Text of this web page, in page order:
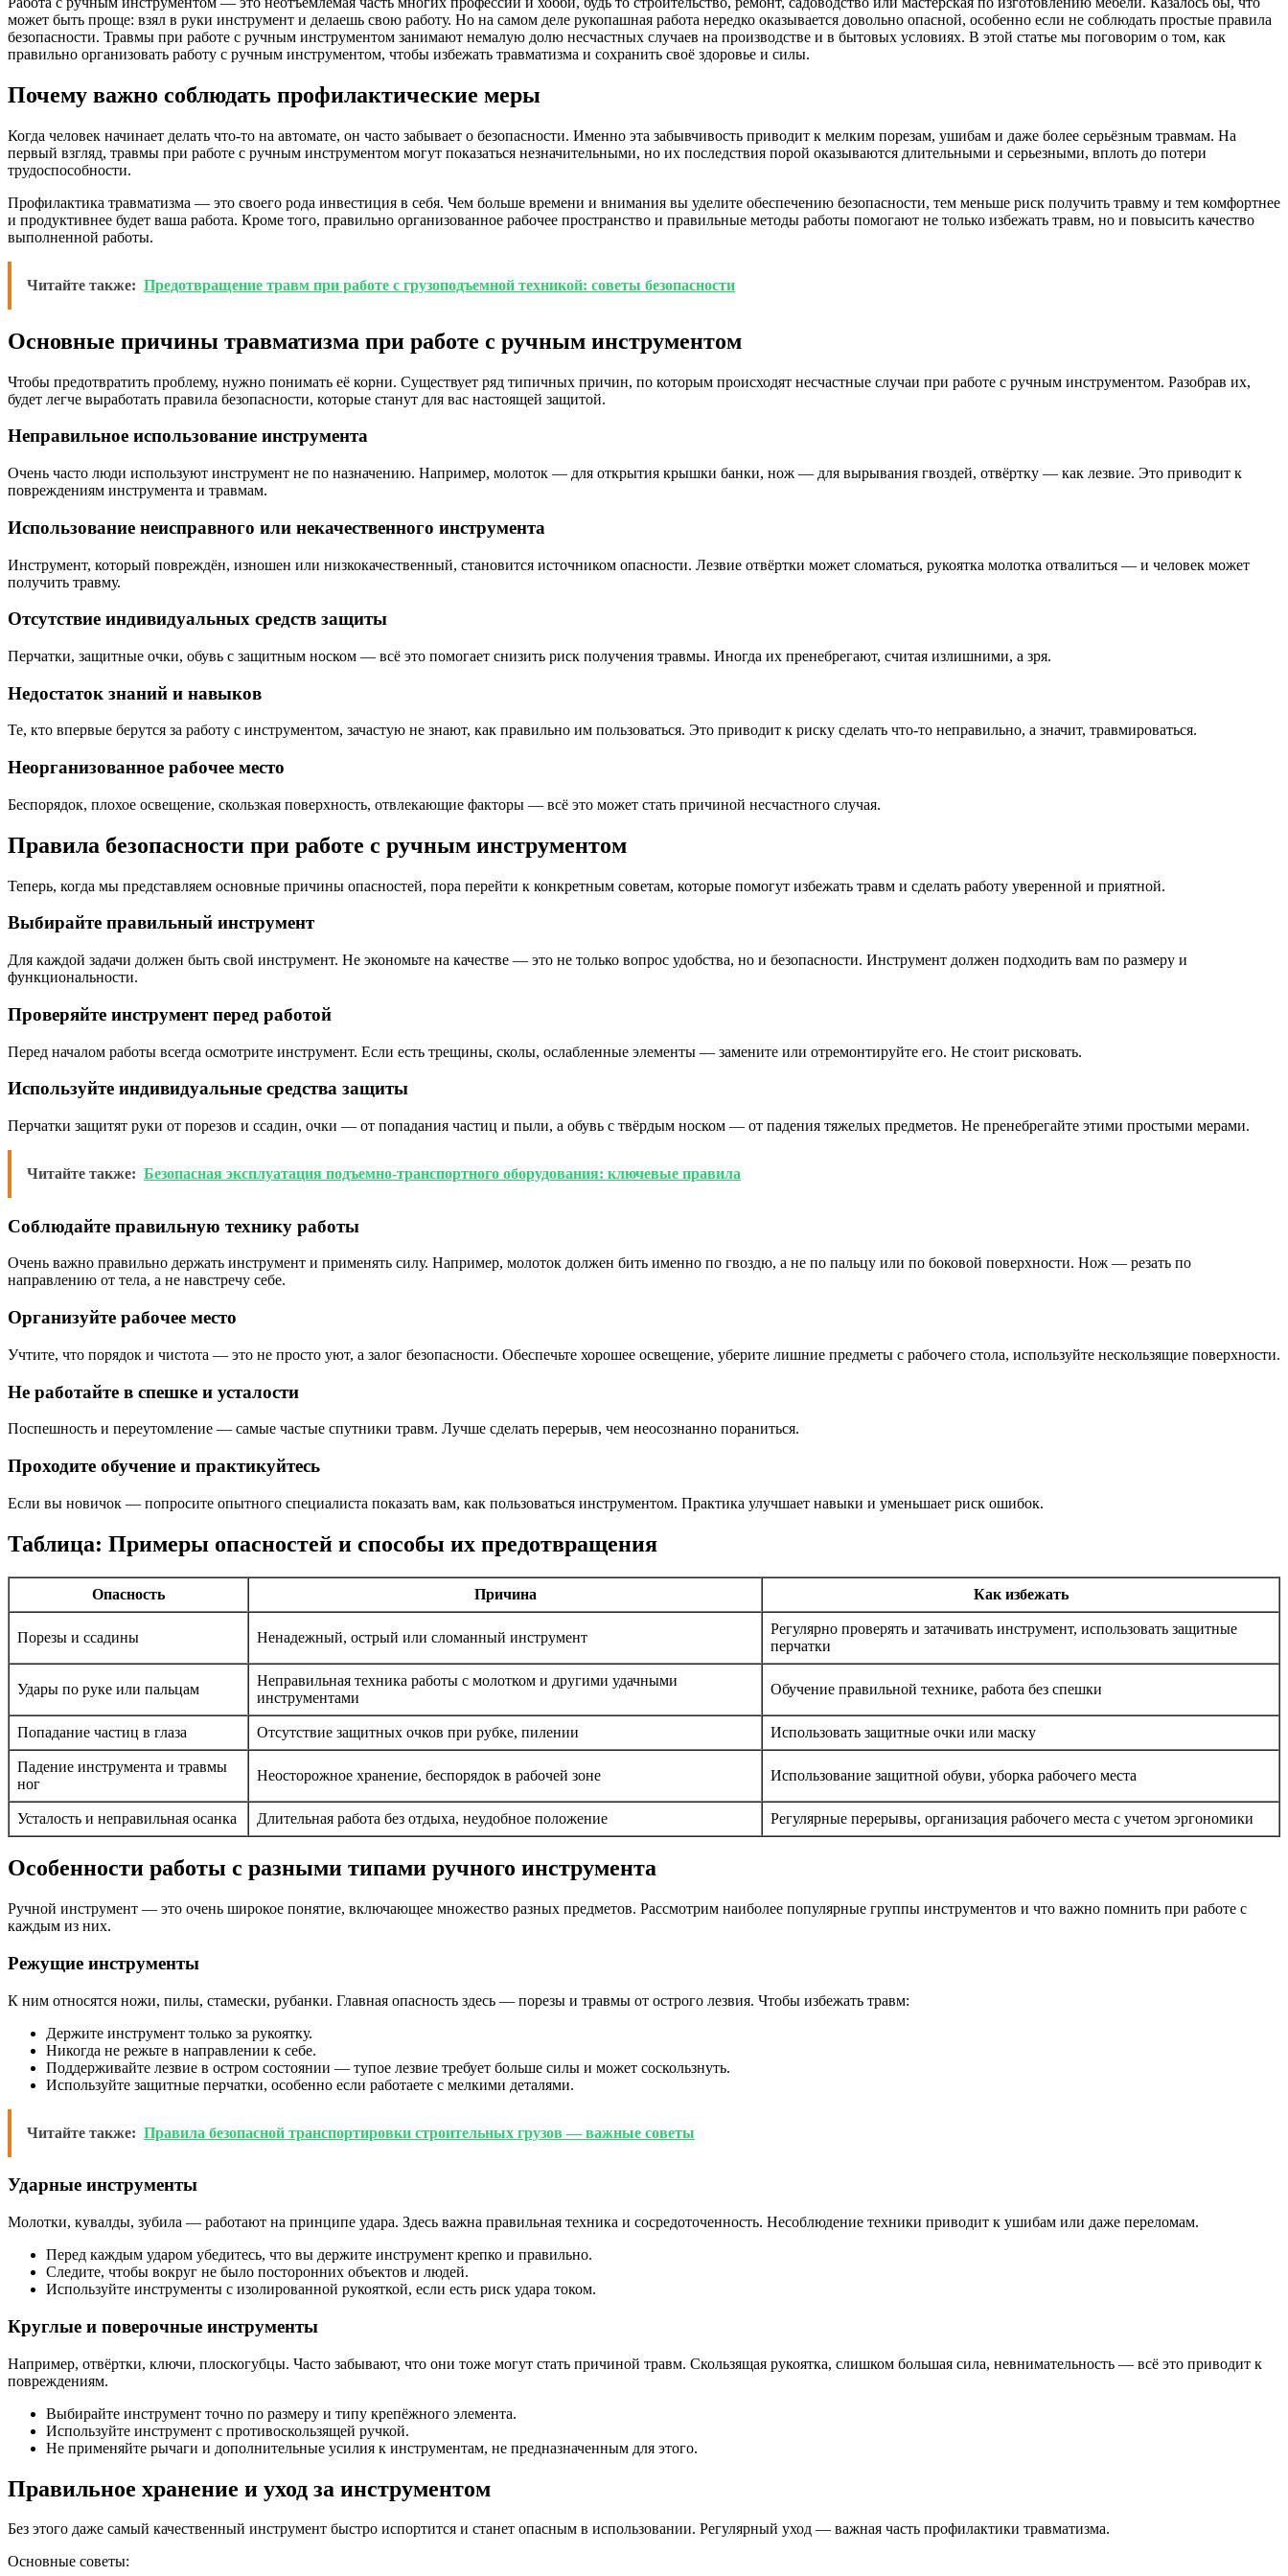
может быть проще: взял в руки инструмент и делаешь свою работу. Но на самом деле рукопашная работа нередко оказывается довольно опасной, особенно если не соблюдать простые правила
безопасности. Травмы при работе с ручным инструментом занимают немалую долю несчастных случаев на производстве и в бытовых условиях. В этой статье мы поговорим о том, как
правильно организовать работу с ручным инструментом, чтобы избежать травматизма и сохранить своё здоровье и силы.
Почему важно соблюдать профилактические меры
Когда человек начинает делать что-то на автомате, он часто забывает о безопасности. Именно эта забывчивость приводит к мелким порезам, ушибам и даже более серьёзным травмам. На
первый взгляд, травмы при работе с ручным инструментом могут показаться незначительными, но их последствия порой оказываются длительными и серьезными, вплоть до потери
трудоспособности.
Профилактика травматизма — это своего рода инвестиция в себя. Чем больше времени и внимания вы уделите обеспечению безопасности, тем меньше риск получить травму и тем комфортнее
и продуктивнее будет ваша работа. Кроме того, правильно организованное рабочее пространство и правильные методы работы помогают не только избежать травм, но и повысить качество
выполненной работы.
Читайте также: Предотвращение травм при работе с грузоподъемной техникой: советы безопасности
Основные причины травматизма при работе с ручным инструментом
Чтобы предотвратить проблему, нужно понимать её корни. Существует ряд типичных причин, по которым происходят несчастные случаи при работе с ручным инструментом. Разобрав их,
будет легче выработать правила безопасности, которые станут для вас настоящей защитой.
Неправильное использование инструмента
Очень часто люди используют инструмент не по назначению. Например, молоток — для открытия крышки банки, нож — для вырывания гвоздей, отвёртку — как лезвие. Это приводит к
повреждениям инструмента и травмам.
Использование неисправного или некачественного инструмента
Инструмент, который повреждён, изношен или низкокачественный, становится источником опасности. Лезвие отвёртки может сломаться, рукоятка молотка отвалиться — и человек может
получить травму.
Отсутствие индивидуальных средств защиты
Перчатки, защитные очки, обувь с защитным носком — всё это помогает снизить риск получения травмы. Иногда их пренебрегают, считая излишними, а зря.
Недостаток знаний и навыков
Те, кто впервые берутся за работу с инструментом, зачастую не знают, как правильно им пользоваться. Это приводит к риску сделать что-то неправильно, а значит, травмироваться.
Неорганизованное рабочее место
Беспорядок, плохое освещение, скользкая поверхность, отвлекающие факторы — всё это может стать причиной несчастного случая.
Правила безопасности при работе с ручным инструментом
Теперь, когда мы представляем основные причины опасностей, пора перейти к конкретным советам, которые помогут избежать травм и сделать работу уверенной и приятной.
Выбирайте правильный инструмент
Для каждой задачи должен быть свой инструмент. Не экономьте на качестве — это не только вопрос удобства, но и безопасности. Инструмент должен подходить вам по размеру и
функциональности.
Проверяйте инструмент перед работой
Перед началом работы всегда осмотрите инструмент. Если есть трещины, сколы, ослабленные элементы — замените или отремонтируйте его. Не стоит рисковать.
Используйте индивидуальные средства защиты
Перчатки защитят руки от порезов и ссадин, очки — от попадания частиц и пыли, а обувь с твёрдым носком — от падения тяжелых предметов. Не пренебрегайте этими простыми мерами.
Читайте также: Безопасная эксплуатация подъемно-транспортного оборудования: ключевые правила
Соблюдайте правильную технику работы
Очень важно правильно держать инструмент и применять силу. Например, молоток должен бить именно по гвоздю, а не по пальцу или по боковой поверхности. Нож — резать по
направлению от тела, а не навстречу себе.
Организуйте рабочее место
Учтите, что порядок и чистота — это не просто уют, а залог безопасности. Обеспечьте хорошее освещение, уберите лишние предметы с рабочего стола, используйте нескользящие поверхности.
Не работайте в спешке и усталости
Поспешность и переутомление — самые частые спутники травм. Лучше сделать перерыв, чем неосознанно пораниться.
Проходите обучение и практикуйтесь
Если вы новичок — попросите опытного специалиста показать вам, как пользоваться инструментом. Практика улучшает навыки и уменьшает риск ошибок.
Таблица: Примеры опасностей и способы их предотвращения
Опасность Причина Как избежать
Порезы и ссадины Ненадежный, острый или сломанный инструмент
Регулярно проверять и затачивать инструмент, использовать защитные
перчатки
Удары по руке или пальцам
Неправильная техника работы с молотком и другими удачными
инструментами
Обучение правильной технике, работа без спешки
Попадание частиц в глаза Отсутствие защитных очков при рубке, пилении Использовать защитные очки или маску
Падение инструмента и травмы
ног
Неосторожное хранение, беспорядок в рабочей зоне Использование защитной обуви, уборка рабочего места
Усталость и неправильная осанка Длительная работа без отдыха, неудобное положение Регулярные перерывы, организация рабочего места с учетом эргономики
Особенности работы с разными типами ручного инструмента
Ручной инструмент — это очень широкое понятие, включающее множество разных предметов. Рассмотрим наиболее популярные группы инструментов и что важно помнить при работе с
каждым из них.
Режущие инструменты
К ним относятся ножи, пилы, стамески, рубанки. Главная опасность здесь — порезы и травмы от острого лезвия. Чтобы избежать травм:
Держите инструмент только за рукоятку.
Никогда не режьте в направлении к себе.
Поддерживайте лезвие в остром состоянии — тупое лезвие требует больше силы и может соскользнуть.
Используйте защитные перчатки, особенно если работаете с мелкими деталями.
Читайте также: Правила безопасной транспортировки строительных грузов — важные советы
Ударные инструменты
Молотки, кувалды, зубила — работают на принципе удара. Здесь важна правильная техника и сосредоточенность. Несоблюдение техники приводит к ушибам или даже переломам.
Перед каждым ударом убедитесь, что вы держите инструмент крепко и правильно.
Следите, чтобы вокруг не было посторонних объектов и людей.
Используйте инструменты с изолированной рукояткой, если есть риск удара током.
Круглые и поверочные инструменты
Например, отвёртки, ключи, плоскогубцы. Часто забывают, что они тоже могут стать причиной травм. Скользящая рукоятка, слишком большая сила, невнимательность — всё это приводит к
повреждениям.
Выбирайте инструмент точно по размеру и типу крепёжного элемента.
Используйте инструмент с противоскользящей ручкой.
Не применяйте рычаги и дополнительные усилия к инструментам, не предназначенным для этого.
Правильное хранение и уход за инструментом
Без этого даже самый качественный инструмент быстро испортится и станет опасным в использовании. Регулярный уход — важная часть профилактики травматизма.
Основные советы: